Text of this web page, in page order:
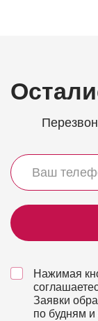
Нажимая
Заявки
по будням и